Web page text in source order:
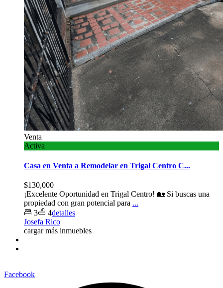
Venta
Activa
Casa en Venta a Remodelar en Trigal Centro C...
$130,000
¡Excelente Oportunidad en Trigal Centro! 🏡 Si buscas una
propiedad con gran potencial para ...
3
4detalles
Josefa Rico
cargar más inmuebles
Facebook